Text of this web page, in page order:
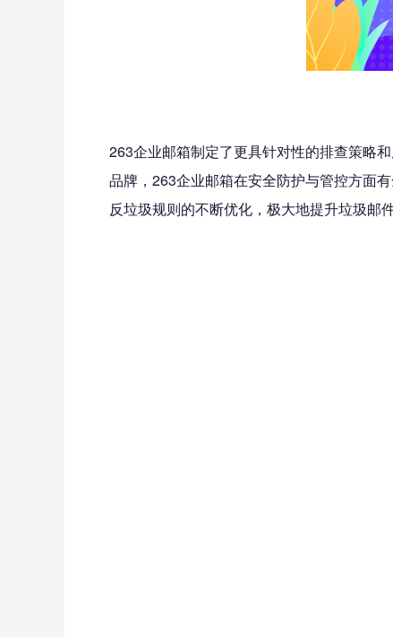
263企业邮箱制定了更具针对性的排查策略
品牌，263企业邮箱在安全防护与管控方面
反垃圾规则的不断优化，极大地提升垃圾邮